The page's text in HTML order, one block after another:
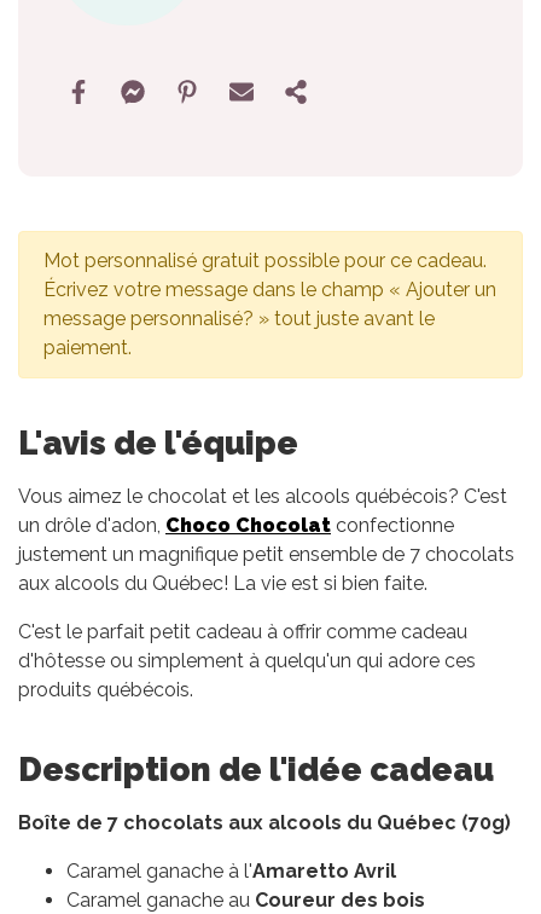
Mot personnalisé gratuit possible pour ce cadeau.
Écrivez votre message dans le champ « Ajouter un
message personnalisé? » tout juste avant le
paiement.
L'avis de l'équipe
Vous aimez le chocolat et les alcools québécois? C'est
un drôle d'adon, Choco Chocolat confectionne
justement un magnifique petit ensemble de 7 chocolats
aux alcools du Québec! La vie est si bien faite.
C'est le parfait petit cadeau à offrir comme cadeau
d'hôtesse ou simplement à quelqu'un qui adore ces
produits québécois.
Description de l'idée cadeau
Boîte de 7 chocolats aux alcools du Québec (70g)
Caramel ganache à l'Amaretto Avril
Caramel ganache au Coureur des bois